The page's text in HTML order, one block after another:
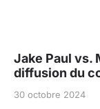
Jake Paul vs.
diffusion du
30 octobre 2024